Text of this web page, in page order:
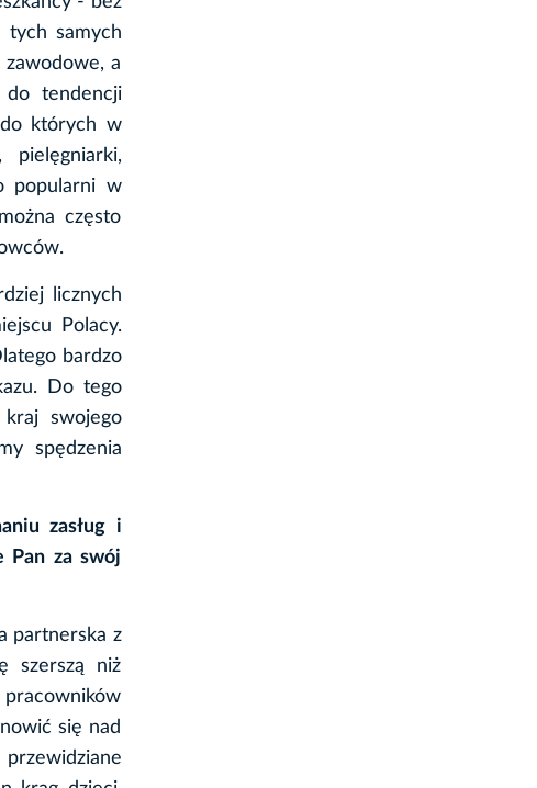
tych samych
a
tendencji
do których w
popularni w
często
licznych
Polacy.
bardzo
Do tego
swojego
spędzenia
zasług i
Pan za swój
partnerska z
szerszą niż
się nad